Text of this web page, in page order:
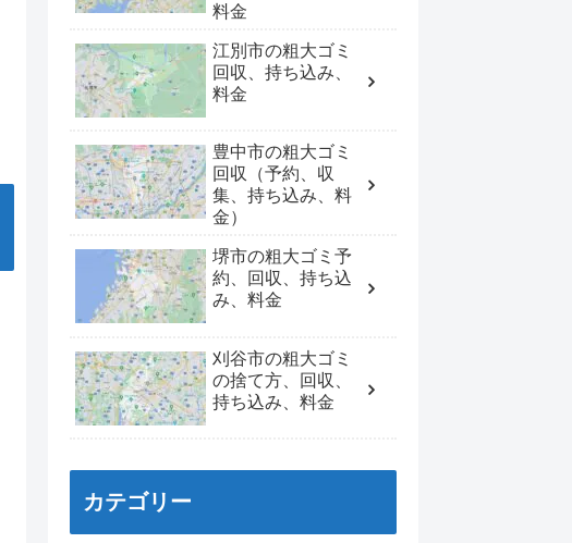
料金
江別市の粗大ゴミ
回収、持ち込み、
料金
豊中市の粗大ゴミ
回収（予約、収
集、持ち込み、料
金）
堺市の粗大ゴミ予
約、回収、持ち込
み、料金
刈谷市の粗大ゴミ
の捨て方、回収、
持ち込み、料金
カテゴリー